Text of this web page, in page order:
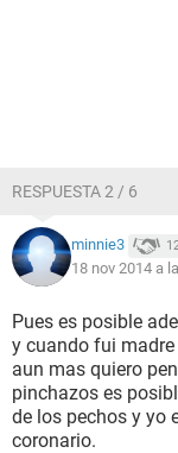
RESPUESTA 2 / 6
minnie3
18 nov 2014 a
Pues es posible
y cuando fui
aun mas quiero
pinchazos es
de los pechos y yo
coronario.